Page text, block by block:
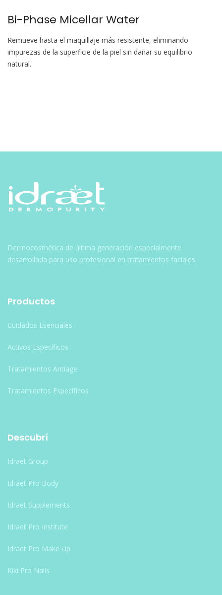
Bi-Phase Micellar Water
Remueve hasta el maquillaje más resistente, eliminando
impurezas de la superficie de la piel sin dañar su equilibrio
natural.
Dermocosmética de última generación especialmente
desarrollada para uso profesional en tratamientos faciales.
Productos
Cuidados Esenciales
Activos Específicos
Tratamientos Antiage
Tratamientos Específicos
Descubrí
Idraet Group
Idraet Pro Body
Idraet Supplements
Idraet Pro Institute
Idraet Pro Make Up
Kiki Pro Nails